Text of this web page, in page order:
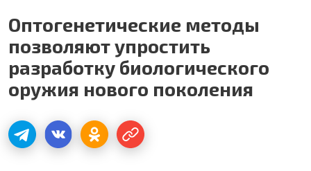
Оптогенетические методы
позволяют упростить
разработку биологического
оружия нового поколения